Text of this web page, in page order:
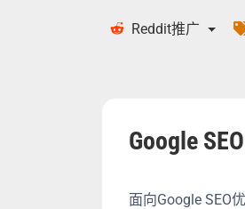
Reddit推广
Google
面向Google SEO